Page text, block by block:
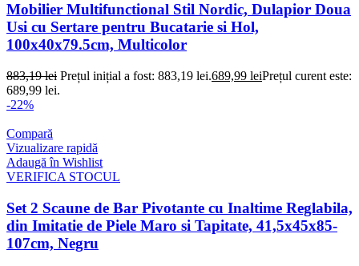
Mobilier Multifunctional Stil Nordic, Dulapior Doua
Usi cu Sertare pentru Bucatarie si Hol,
100x40x79.5cm, Multicolor
883,19lei Prețul inițial a fost: 883,19 lei.689,99 leiPrețul curent este:
689,99 lei.
-22%
Compară
Vizualizare rapidă
Adaugă în Wishlist
VERIFICA STOCUL
Set 2 Scaune de Bar Pivotante cu Inaltime Reglabila,
din Imitatie de Piele Maro si Tapitate, 41,5x45x85-
107cm, Negru